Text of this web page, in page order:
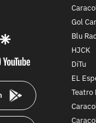
google
youtube-
Gol
Blu
HJCK
DiTu
EL
Teatro